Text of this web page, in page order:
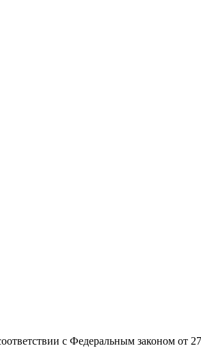
с Федеральным законом